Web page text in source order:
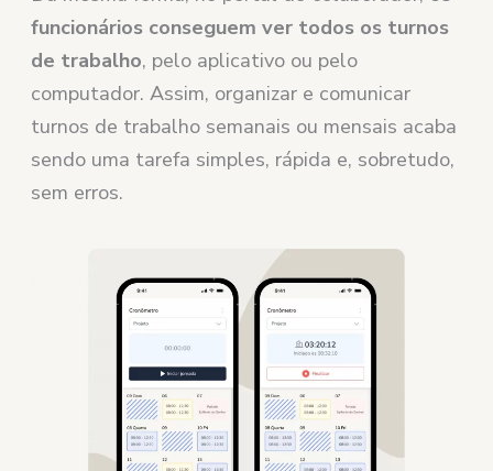
funcionários conseguem ver todos os turnos
de trabalho, pelo aplicativo ou pelo
computador. Assim, organizar e comunicar
turnos de trabalho semanais ou mensais acaba
sendo uma tarefa simples, rápida e, sobretudo,
sem erros.